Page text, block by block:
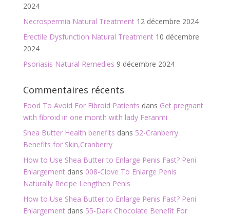
2024
Necrospermia Natural Treatment 12 décembre 2024
Erectile Dysfunction Natural Treatment 10 décembre
2024
Psoriasis Natural Remedies 9 décembre 2024
Commentaires récents
Food To Avoid For Fibroid Patients dans Get pregnant
with fibroid in one month with lady Feranmi
Shea Butter Health benefits dans 52-Cranberry
Benefits for Skin,Cranberry
How to Use Shea Butter to Enlarge Penis Fast? Peni
Enlargementdans 008-Clove To Enlarge Penis
Naturally Recipe Lengthen Penis
How to Use Shea Butter to Enlarge Penis Fast? Peni
Enlargementdans 55-Dark Chocolate Benefit For